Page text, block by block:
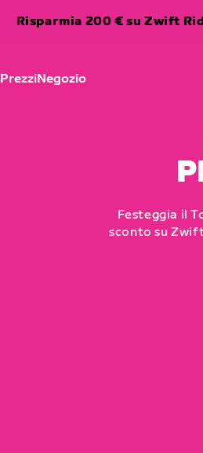
Risparmia 200 € su Zwift
PrezziNegozio
Festeggia il
sconto su Zwift